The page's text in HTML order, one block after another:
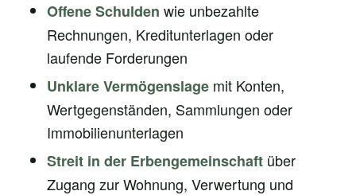
Offene Schulden wie unbezahlte
Rechnungen, Kreditunterlagen oder
laufende Forderungen
Unklare Vermögenslagemit Konten,
Wertgegenständen, Sammlungen oder
Immobilienunterlagen
Streit in der Erbengemeinschaftüber
Zugang zur Wohnung, Verwertung und